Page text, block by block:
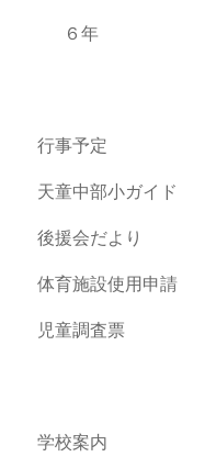
６年
行事予定
天童中部小ガイド
後援会だより
体育施設使用申請
児童調査票
学校案内